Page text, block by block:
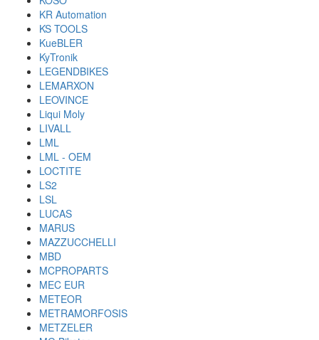
KR Automation
KS TOOLS
KueBLER
KyTronik
LEGENDBIKES
LEMARXON
LEOVINCE
Liqui Moly
LIVALL
LML
LML - OEM
LOCTITE
LS2
LSL
LUCAS
MARUS
MAZZUCCHELLI
MBD
MCPROPARTS
MEC EUR
METEOR
METRAMORFOSIS
METZELER